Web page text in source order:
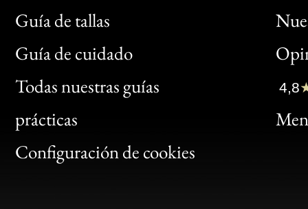
Guía de tallas
Guía de cuidado
Todas nuestras guías
prácticas
Configuración de cookies
Bon
Clic
Bon
4,8